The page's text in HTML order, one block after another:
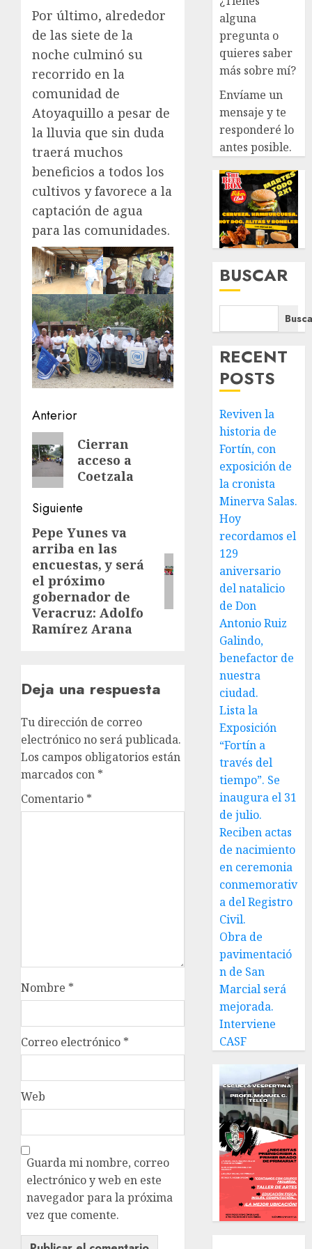
Por último, alrededor
de las siete de la
noche culminó su
recorrido en la
comunidad de
Atoyaquillo a pesar de
la lluvia que sin duda
traerá muchos
beneficios a todos los
cultivos y favorece a la
captación de agua
para las comunidades.
Navegación
de
entradas
Anterior
Entrada
anterior:
Cierran
acceso a
Coetzala
Siguiente
Siguiente
entrada:
Pepe Yunes va
arriba en las
encuestas, y será
el próximo
gobernador de
Veracruz: Adolfo
Ramírez Arana
Deja una respuesta
Tu dirección de correo
electrónico no será publicada.
Los campos obligatorios están
marcados con *
Comentario *
Nombre *
Correo electrónico *
Web
Guarda mi nombre, correo
electrónico y web en este
navegador para la próxima
vez que comente.
alguna
pregunta o
quieres saber
más sobre mí?
Envíame un
mensaje y te
responderé lo
antes posible.
BUSCAR
RECENT
POSTS
Reviven la
historia de
Fortín, con
exposición de
la cronista
Minerva Salas.
Hoy
recordamos el
129
aniversario
del natalicio
de Don
Antonio Ruiz
Galindo,
benefactor de
nuestra
ciudad.
Lista la
Exposición
“Fortín a
través del
tiempo”. Se
inaugura el 31
de julio.
Reciben actas
de nacimiento
en ceremonia
conmemorativ
a del Registro
Civil.
Obra de
pavimentació
n de San
Marcial será
mejorada.
Interviene
CASF